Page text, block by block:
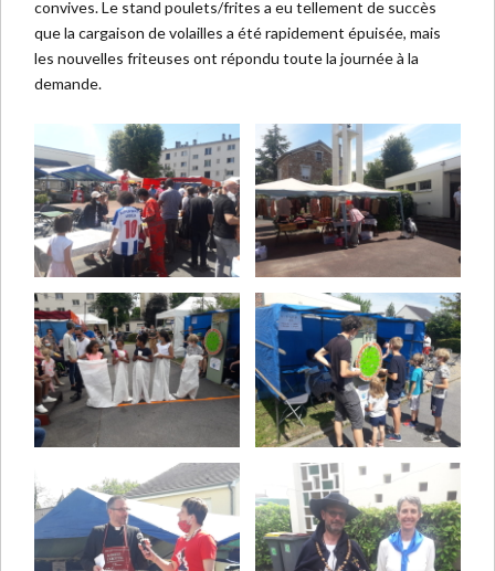
convives. Le stand poulets/frites a eu tellement de succès
que la cargaison de volailles a été rapidement épuisée, mais
les nouvelles friteuses ont répondu toute la journée à la
demande.